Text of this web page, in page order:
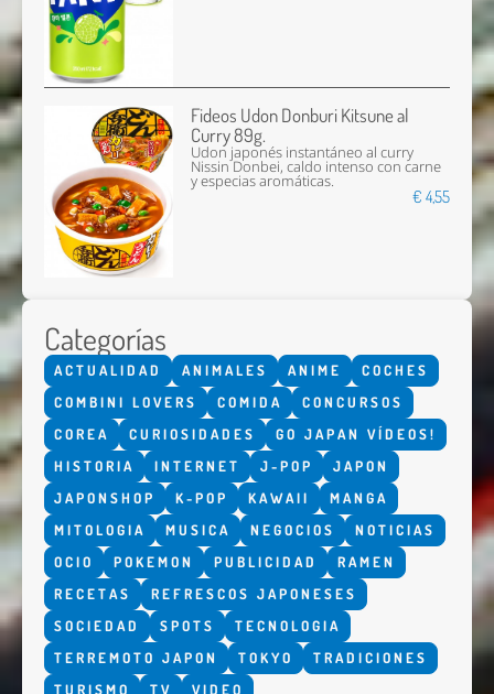
Fideos Udon Donburi Kitsune al
Curry 89g.
Udon japonés instantáneo al curry
Nissin Donbei, caldo intenso con carne
y especias aromáticas.
€ 4,55
Categorías
ACTUALIDAD ANIMALES ANIME
COCHES
COMBINI LOVERS
COMIDA
CONCURSOS
COREA
CURIOSIDADES
GO JAPAN VÍDEOS!
HISTORIA
INTERNET J-POP
JAPON
JAPONSHOP
K-POP KAWAII
MANGA
MITOLOGIA
MUSICA NEGOCIOS
NOTICIAS
OCIO
POKEMON PUBLICIDAD
RAMEN
RECETAS
REFRESCOS JAPONESES
SOCIEDAD
SPOTS
TECNOLOGIA
TERREMOTO JAPON
TOKYO
TRADICIONES
TURISMO
TV VIDEO